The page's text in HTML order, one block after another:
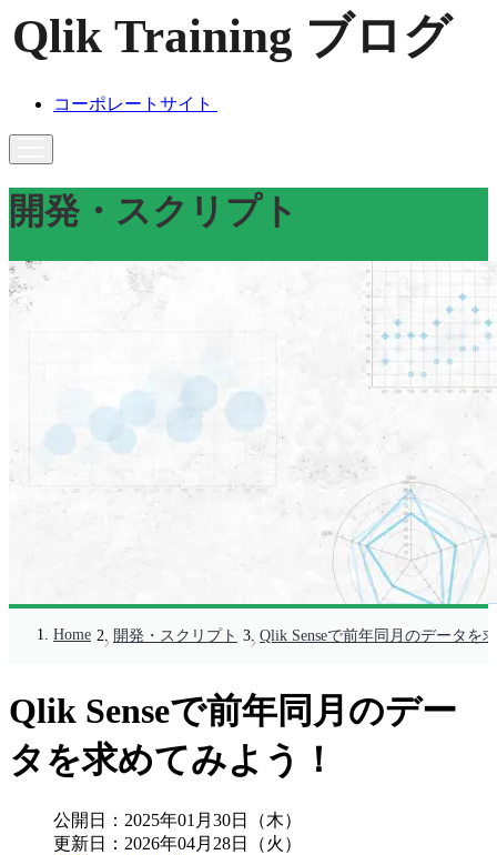
コーポレートサイト
開発・スクリプト
Home 開発・スクリプト Qlik Senseで前年同月のデータを
Qlik Senseで前年同月のデー
タを求めてみよう！
公開日： 2025年01月30日（木）
更新日： 2026年04月28日（火）